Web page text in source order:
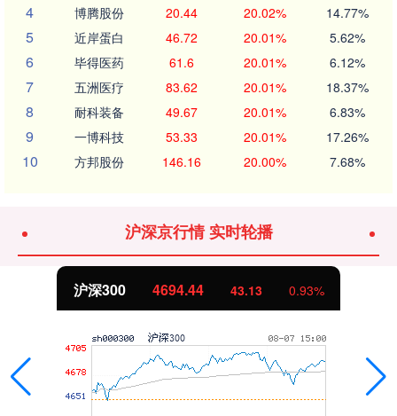
4 博腾股份 20.44 20.02% 14.77%
5 近岸蛋白 46.72 20.01% 5.62%
6 毕得医药 61.6 20.01% 6.12%
7 五洲医疗 83.62 20.01% 18.37%
8 耐科装备 49.67 20.01% 6.83%
9 一博科技 53.33 20.01% 17.26%
10 方邦股份 146.16 20.00% 7.68%
沪深京行情 实时轮播
北证50 1134.24 11.37 1.01%